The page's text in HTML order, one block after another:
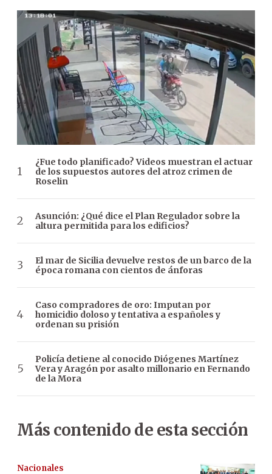
¿Fue todo planificado? Videos muestran el actuar
de los supuestos autores del atroz crimen de
Roselin
Asunción: ¿Qué dice el Plan Regulador sobre la
altura permitida para los edificios?
El mar de Sicilia devuelve restos de un barco de la
época romana con cientos de ánforas
Caso compradores de oro: Imputan por
homicidio doloso y tentativa a españoles y
ordenan su prisión
Policía detiene al conocido Diógenes Martínez
Vera y Aragón por asalto millonario en Fernando
de la Mora
Más contenido de esta sección
Nacionales